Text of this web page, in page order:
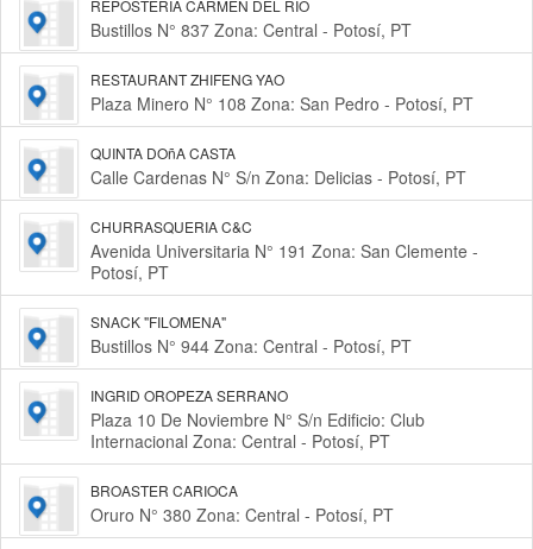
REPOSTERIA CARMEN DEL RIO
Bustillos N° 837 Zona: Central - Potosí, PT
RESTAURANT ZHIFENG YAO
Plaza Minero N° 108 Zona: San Pedro - Potosí, PT
QUINTA DOñA CASTA
Calle Cardenas N° S/n Zona: Delicias - Potosí, PT
CHURRASQUERIA C&C
Avenida Universitaria N° 191 Zona: San Clemente -
Potosí, PT
SNACK "FILOMENA"
Bustillos N° 944 Zona: Central - Potosí, PT
INGRID OROPEZA SERRANO
Plaza 10 De Noviembre N° S/n Edificio: Club
Internacional Zona: Central - Potosí, PT
BROASTER CARIOCA
Oruro N° 380 Zona: Central - Potosí, PT